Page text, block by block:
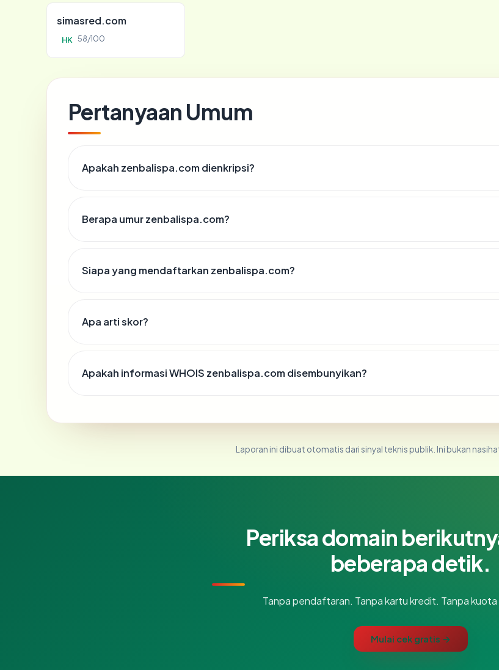
simasred.com
HK 58/100
Pertanyaan Umum
Apakah zenbalispa.com dienkripsi?
Berapa umur zenbalispa.com?
Siapa yang mendaftarkan zenbalispa.com?
Apa arti skor?
Apakah informasi WHOIS zenbalispa.com disembunyikan?
Laporan ini dibuat otomatis dari sinyal teknis publik. Ini bukan
Periksa domain
beberapa detik.
Tanpa pendaftaran. Tanpa kartu kredit. Tanpa
Mulai cek gratis →